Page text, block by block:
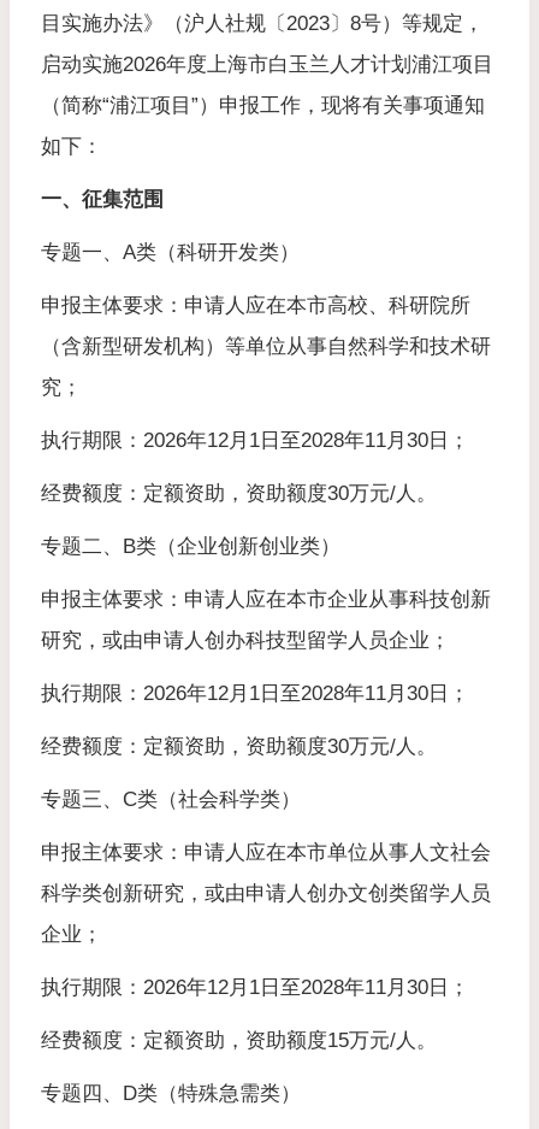
目实施办法》（沪人社规〔2023〕8号）等规定，
启动实施2026年度上海市白玉兰人才计划浦江项目
（简称“浦江项目”）申报工作，现将有关事项通知
如下：
一、征集范围
专题一、A类（科研开发类）
申报主体要求：申请人应在本市高校、科研院所
（含新型研发机构）等单位从事自然科学和技术研
究；
执行期限：2026年12月1日至2028年11月30日；
经费额度：定额资助，资助额度30万元/人。
专题二、B类（企业创新创业类）
申报主体要求：申请人应在本市企业从事科技创新
研究，或由申请人创办科技型留学人员企业；
执行期限：2026年12月1日至2028年11月30日；
经费额度：定额资助，资助额度30万元/人。
专题三、C类（社会科学类）
申报主体要求：申请人应在本市单位从事人文社会
科学类创新研究，或由申请人创办文创类留学人员
企业；
执行期限：2026年12月1日至2028年11月30日；
经费额度：定额资助，资助额度15万元/人。
专题四、D类（特殊急需类）